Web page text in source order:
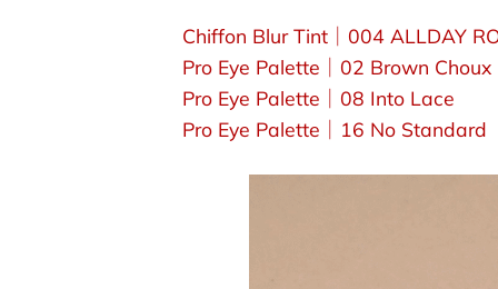
Chiffon Blur Tint｜004 ALLDAY
Pro Eye Palette｜02 Brown Choux
Pro Eye Palette｜08 Into Lace
Pro Eye Palette｜16 No Standard